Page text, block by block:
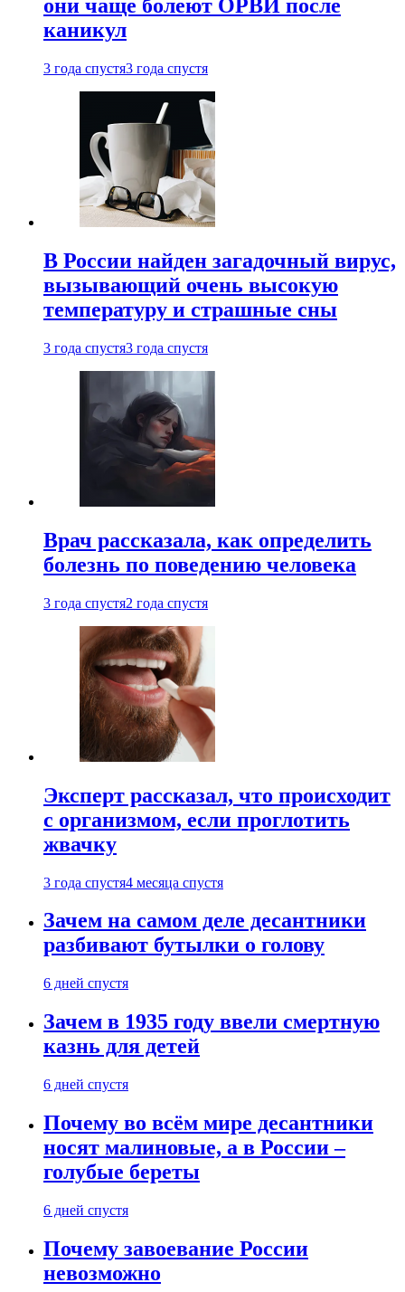
они чаще болеют ОРВИ после
каникул
3 года спустя3 года спустя
В России найден загадочный вирус,
вызывающий очень высокую
температуру и страшные сны
3 года спустя3 года спустя
Врач рассказала, как определить
болезнь по поведению человека
3 года спустя2 года спустя
Эксперт рассказал, что происходит
с организмом, если проглотить
жвачку
3 года спустя4 месяца спустя
Зачем на самом деле десантники
разбивают бутылки о голову
6 дней спустя
Зачем в 1935 году ввели смертную
казнь для детей
6 дней спустя
Почему во всём мире десантники
носят малиновые, а в России –
голубые береты
6 дней спустя
Почему завоевание России
невозможно